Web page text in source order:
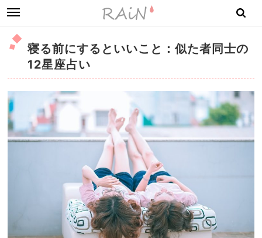
toggle
navigation
寝る前にするといいこと：似た者同士の
12星座占い